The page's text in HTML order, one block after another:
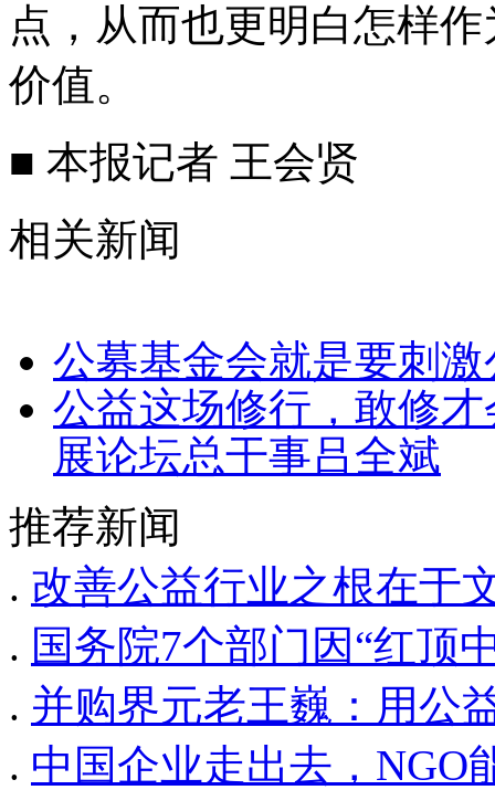
点，从而也更明白怎样
价值。
■ 本报记者 王会贤
相关新闻
公募基金会就是要刺
公益这场修行，敢修
展论坛总干事吕全斌
推荐新闻
. 改善公益行业之根在
. 国务院7个部门因“红顶
. 并购界元老王巍：用公
. 中国企业走出去，NGO